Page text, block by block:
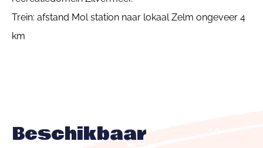
Trein: afstand Mol station naar lokaal Zelm ongeveer 4
km
Beschikbaar